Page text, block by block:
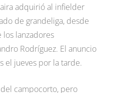
adquirió al infielder
de grandeliga, desde
los lanzadores
Rodríguez. El anuncio
el jueves por la tarde.
campocorto, pero